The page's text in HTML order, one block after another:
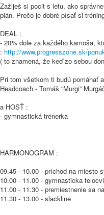
Zažiješ si pocit s letu, ako
plán. Prečo je dobré písať si
DEAL :
- 20% dole za každého kamoša,
: http://www.progresszone.sk/
( to znamená, že keď zo sebou
Pri tom všetkom ti budú pomáhať
Headcoach - Tomáš “Murgi”
a HOSŤ :
- gymnastická trénerka
HARMONOGRAM :
09.45 - 10.00 - príchod na miesto
10.00 - 11.00 - gymnasticka
11.00 - 11.30 - premiestnenie sa
11.30 - 13.00 - slackline